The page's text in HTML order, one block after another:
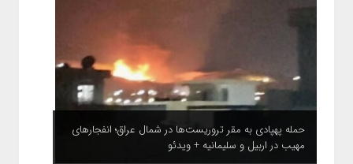
حمله پهپادی به مقر تروریست‌ها در شمال عراق؛ انفجارهای
مهیب در اربیل و سلیمانیه + ویدئو